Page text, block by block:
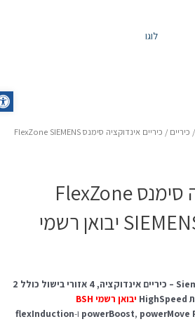
כיריים
/ כיריים אינדוקציה סימנס FlexZone SIEMENS
כיריים אינדוקציה סימנס FlexZone
SIEMENS EX675JYW1E יבואן רשמי
Siemens FlexZone EX675JYW1E – כיריים אינדוקציה, 4 אזורי בישול כולל 2
יבואן רשמי BSH
powerBoost , ו‑flexInduction